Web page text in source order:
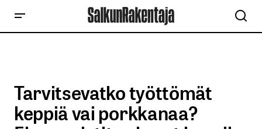
Tarvitsevatko työttömät
keppiä vai porkkanaa?